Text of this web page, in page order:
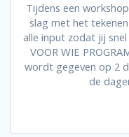
Tijdens een
slag met het
alle input zodat jij snel
VOOR WIE
wordt gegeven op 2
de